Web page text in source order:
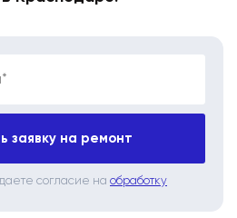
заявку на ремонт
согласие на обработку